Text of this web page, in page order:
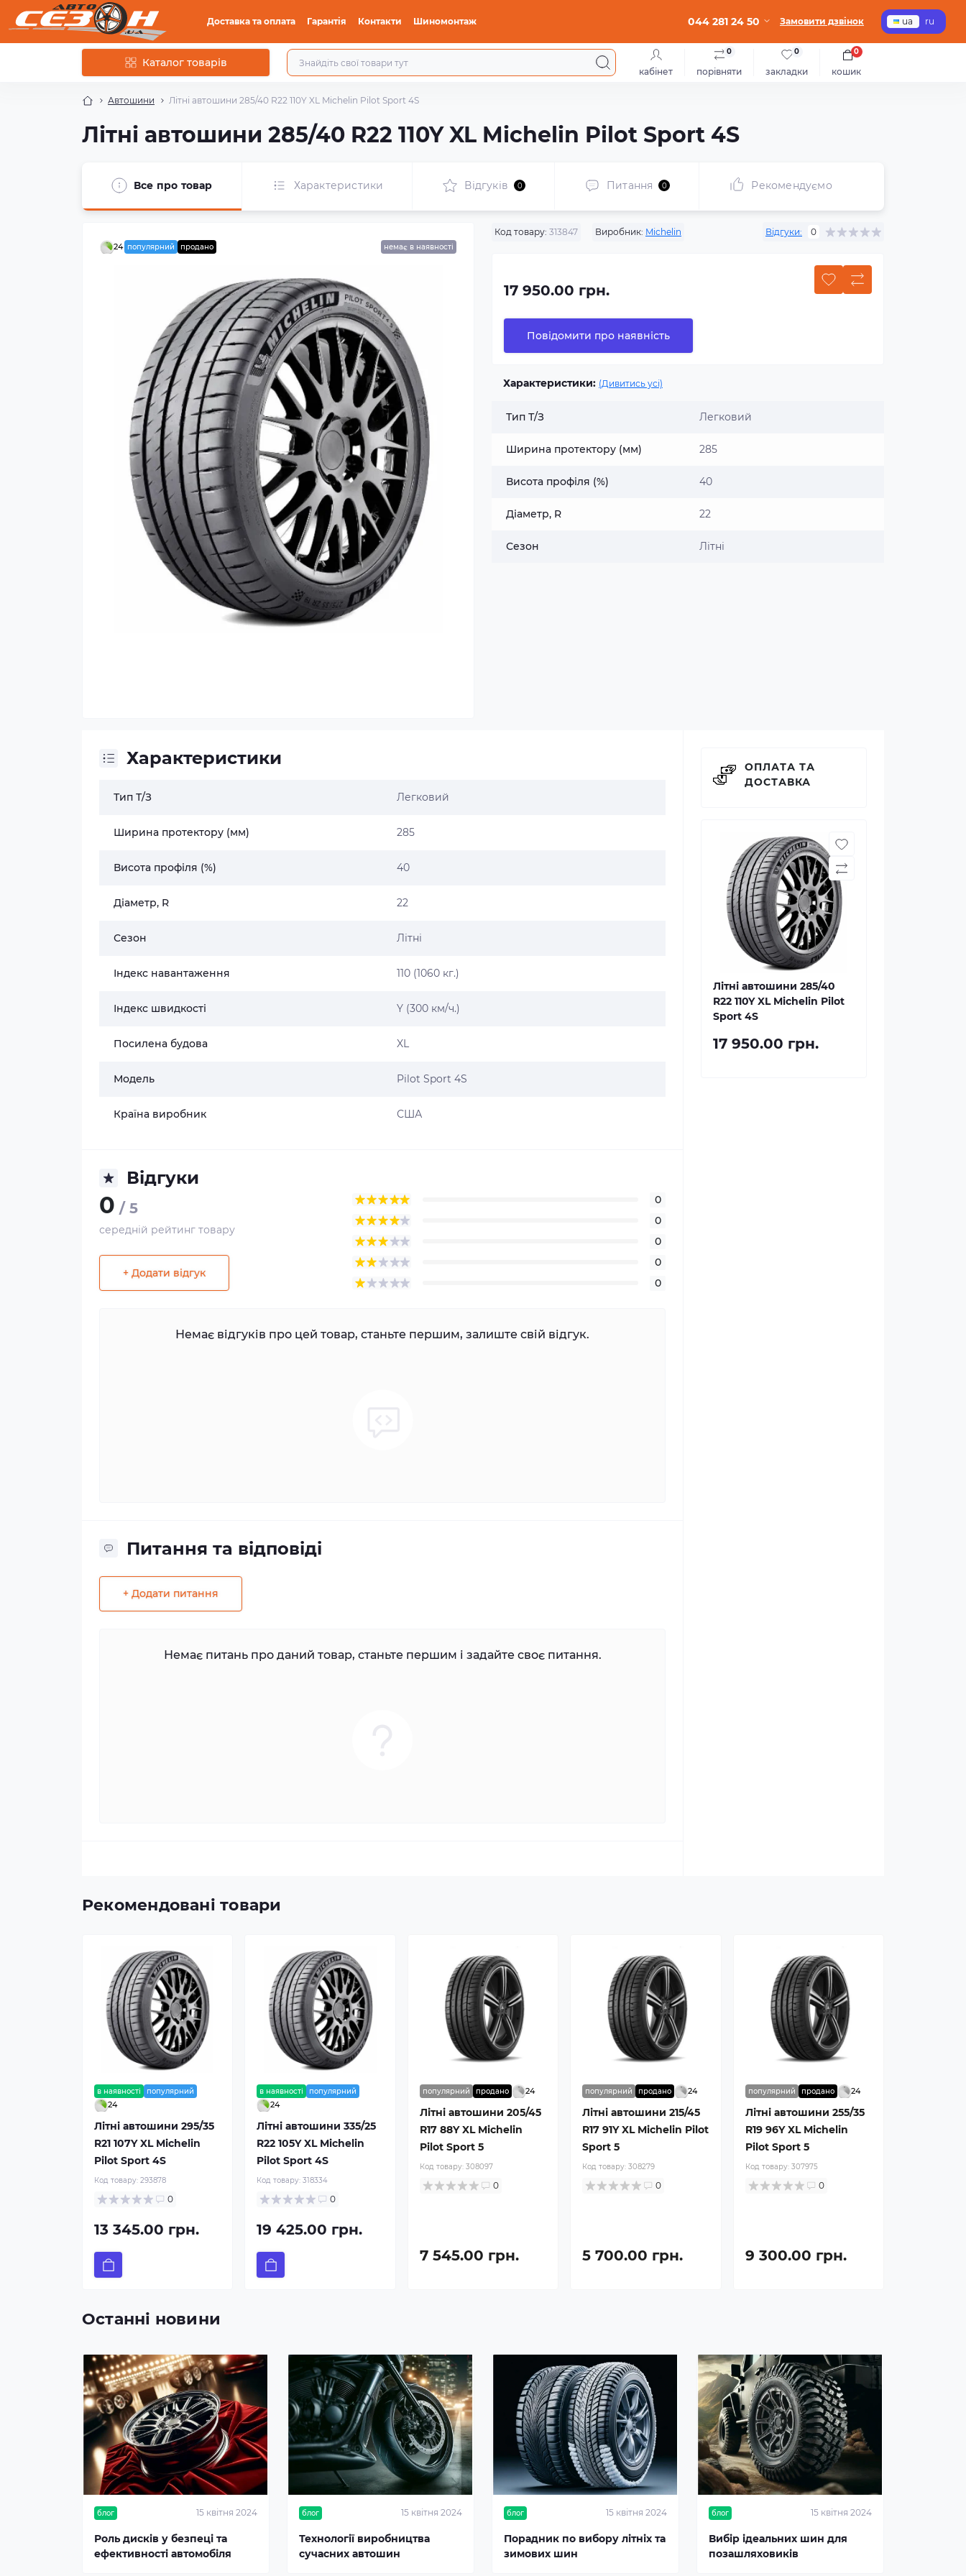
Доставка та оплата Гарантія Контакти Шиномонтаж 044 281 24 50 Замовити дзвінок ua ru
Каталог товарів
кабінет порівняти
0
закладки
0
кошик
0
Автошини Літні автошини 285/40 R22 110Y XL Michelin Pilot Sport 4S
Літні автошини 285/40 R22 110Y XL Michelin Pilot Sport 4S
Все про товар Характеристики Відгуків 0 Питання 0 Рекомендуємо
24 популярний продано немає в наявності
Код товару: 313847 Виробник: Michelin Відгуки: 0
17 950.00 грн.
Повідомити про наявність
Характеристики: (Дивитись усі)
Тип Т/З Легковий
Ширина протектору (мм) 285
Висота профіля (%) 40
Діаметр, R 22
Сезон Літні
Характеристики
Тип Т/З Легковий
Ширина протектору (мм) 285
Висота профіля (%) 40
Діаметр, R 22
Сезон Літні
Індекс навантаження 110 (1060 кг.)
Індекс швидкості Y (300 км/ч.)
Посилена будова XL
Модель Pilot Sport 4S
Країна виробник США
Відгуки
0 / 5
середній рейтинг товару
+ Додати відгук
0
0
0
0
0
Немає відгуків про цей товар, станьте першим, залиште свій відгук.
Питання та відповіді
+ Додати питання
Немає питань про даний товар, станьте першим і задайте своє питання.
ОПЛАТА ТА
ДОСТАВКА
Літні автошини 285/40
R22 110Y XL Michelin Pilot
Sport 4S
17 950.00 грн.
Рекомендовані товари
в наявності популярний
24
Літні автошини 295/35
R21 107Y XL Michelin
Pilot Sport 4S
Код товару: 293878
0
13 345.00 грн.
в наявності популярний
24
Літні автошини 335/25
R22 105Y XL Michelin
Pilot Sport 4S
Код товару:318334
0
19 425.00 грн.
популярний продано 24
Літні автошини 205/45
R17 88Y XL Michelin
Pilot Sport 5
Код товару: 308097
0
7 545.00 грн.
популярний продано 24
Літні автошини 215/45
R17 91Y XL Michelin Pilot
Sport 5
Код товару:308279
0
5 700.00 грн.
популярний продано 24
Літні автошини 255/35
R19 96Y XL Michelin
Pilot Sport 5
Код товару: 307975
0
9 300.00 грн.
Останні новини
блог 15 квітня 2024
Роль дисків у безпеці та
ефективності автомобіля
блог 15 квітня 2024
Технології виробництва
сучасних автошин
блог 15 квітня 2024
Порадник по вибору літніх та
зимових шин
блог 15 квітня 2024
Вибір ідеальних шин для
позашляховиків